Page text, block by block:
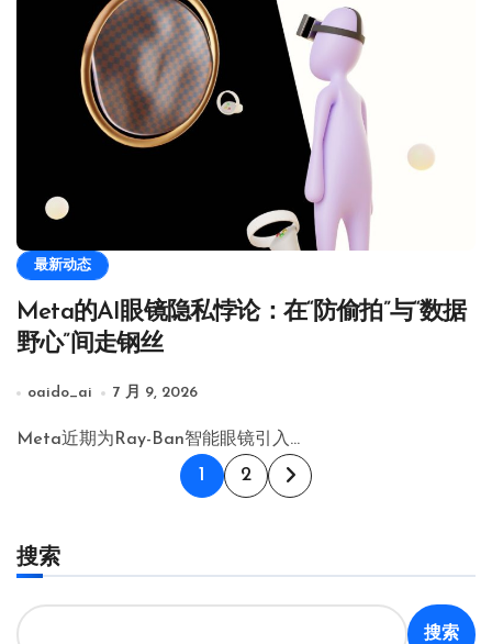
最新动态
Meta的AI眼镜隐私悖论：在“防偷拍”与“数据
野心”间走钢丝
oaido_ai 7 月 9, 2026
Meta近期为Ray-Ban智能眼镜引入…
文1 2
搜索
搜索